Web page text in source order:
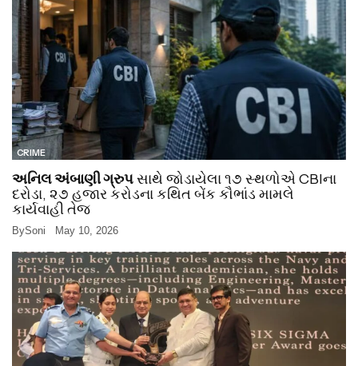
CRIME
અનિલ અંબાણી ગ્રુપસાથે જોડાયેલા ૧૭ સ્થળોએ CBIના
દરોડા, ૨૭ હજાર કરોડના કથિત બેંક કૌભાંડ મામલે
કાર્યવાહી તેજ
BySoni May 10, 2026